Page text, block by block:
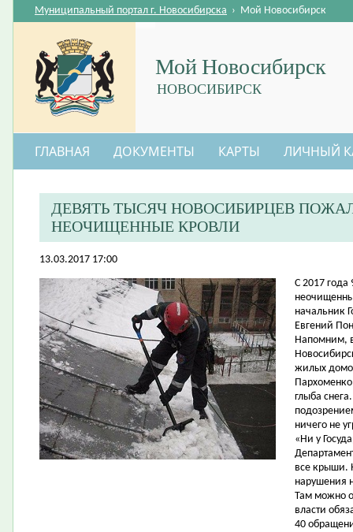
Мой Новосибирск
НОВОСИБИРСК
Муниципальный портал г. Новосибирска › Мой Новосибирск
ГЛАВНАЯ ДОКУМЕНТЫ КАРТЫ ЛИЧНЫЙ
ДЕВЯТЬ ТЫСЯЧ НОВОСИБИРЦЕВ
НЕОЧИЩЕННЫЕ КРОВЛИ
13.03.2017 17:00
​С 2017 года
начальник
Евгений
Напомним,
жилых
глыба
ничего не
«Ни у
все крыши.
нарушения
Там можно
власти
40